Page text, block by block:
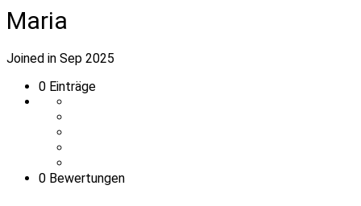
Maria
Joined in Sep 2025
0 Einträge
0 Bewertungen